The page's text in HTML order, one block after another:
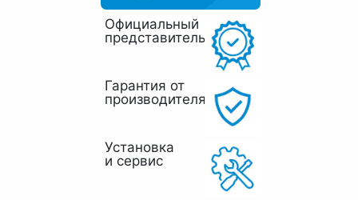
Официальный
представитель
Гарантия от
производителя
Установка
и сервис